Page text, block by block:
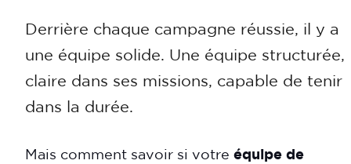
Derrière chaque campagne réussie, il y a
une équipe solide. Une équipe structurée,
claire dans ses missions, capable de tenir
dans la durée.
Mais comment savoir si votre équipe de